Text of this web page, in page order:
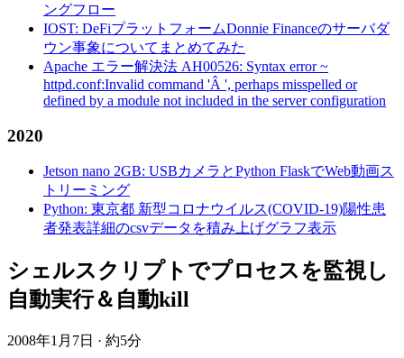
ングフロー
IOST: DeFiプラットフォームDonnie Financeのサーバダ
ウン事象についてまとめてみた
Apache エラー解決法 AH00526: Syntax error ~
httpd.conf:Invalid command 'Â ', perhaps misspelled or
defined by a module not included in the server configuration
2020
Jetson nano 2GB: USBカメラとPython FlaskでWeb動画ス
トリーミング
Python: 東京都 新型コロナウイルス(COVID-19)陽性患
者発表詳細のcsvデータを積み上げグラフ表示
シェルスクリプトでプロセスを監視し
自動実行＆自動kill
2008年1月7日 · 約5分